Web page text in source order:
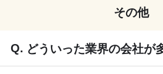
その他
どういった業界の会社が